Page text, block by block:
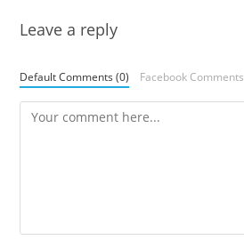
Leave a reply
Default Comments (0) Facebook Comments